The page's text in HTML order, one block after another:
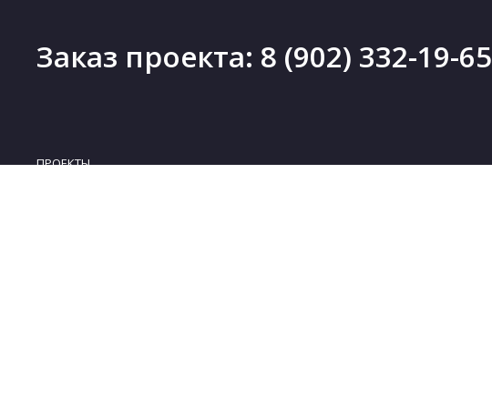
Заказ проекта: 8 (902) 332-19-65
ПРОЕКТЫ